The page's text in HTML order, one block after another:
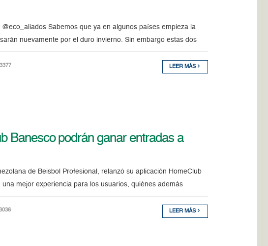
Sabemos que ya en algunos países empieza la
nuevamente por el duro invierno. Sin embargo estas dos
LEER MÁS
Banesco podrán ganar entradas a
de Beisbol Profesional, relanzó su aplicación HomeClub
mejor experiencia para los usuarios, quiénes además
LEER MÁS